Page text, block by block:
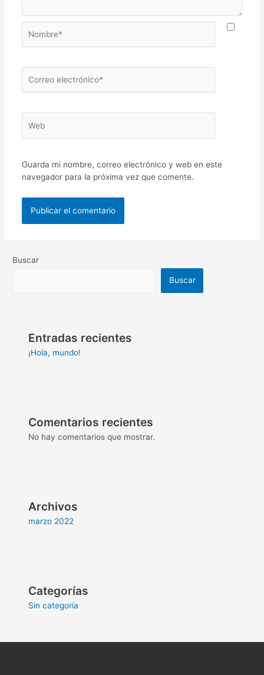
electrónico*
Guarda mi nombre, correo electrónico y web en este
navegador para la próxima vez que comente.
Buscar
Buscar
Entradas recientes
¡Hola, mundo!
Comentarios recientes
No hay comentarios que mostrar.
Archivos
marzo 2022
Categorías
Sin categoría